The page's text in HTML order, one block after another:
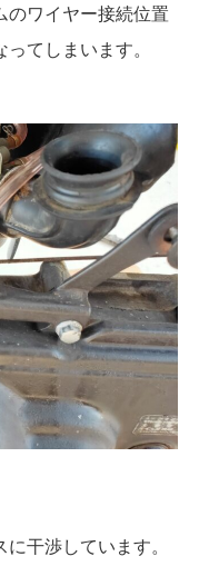
のワイヤー接続位置
てしまいます。
干渉しています。